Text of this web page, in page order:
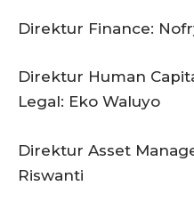
Direktur Finance:
Direktur Human
Legal: Eko Waluyo
Direktur Asset
Riswanti